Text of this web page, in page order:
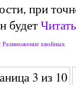
при
будет
Размножение хвойных
3 из 10